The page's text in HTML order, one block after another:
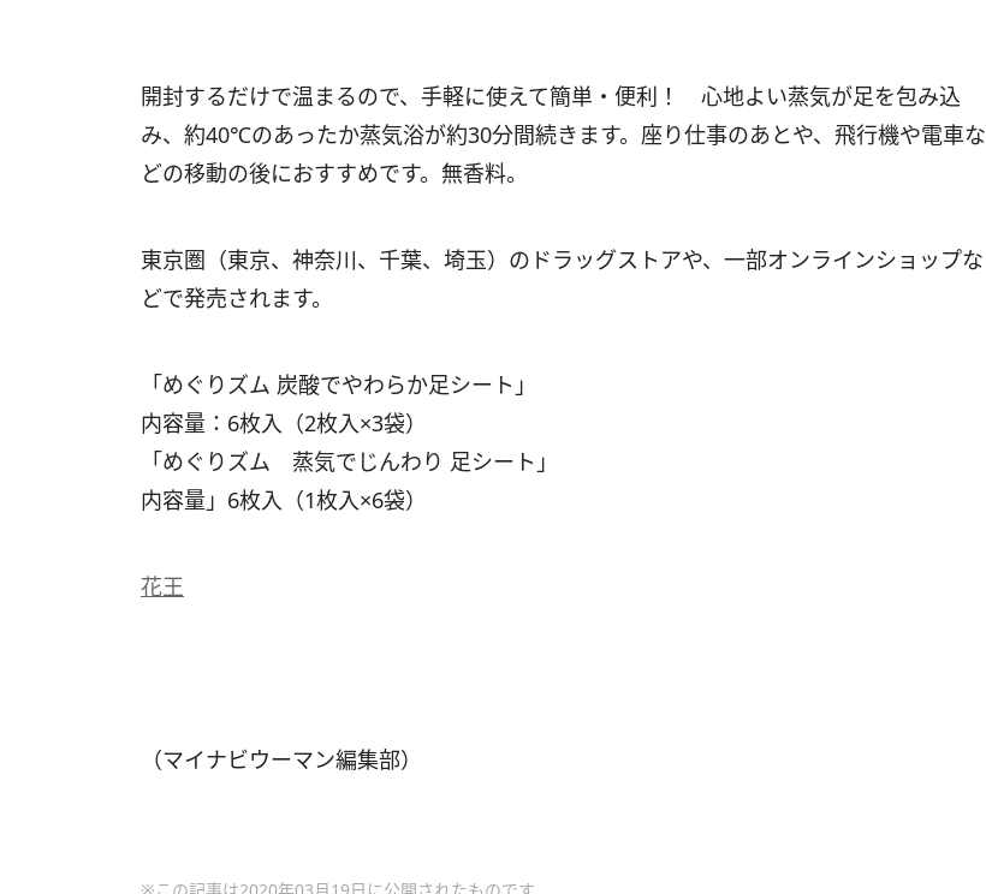
開封するだけで温まるので、手軽に使えて簡単・便利！ 心地よい蒸気が足を包み込
み、約40℃のあったか蒸気浴が約30分間続きます。座り仕事のあとや、飛行機や電車な
どの移動の後におすすめです。無香料。
東京圏（東京、神奈川、千葉、埼玉）のドラッグストアや、一部オンラインショップな
どで発売されます。
「めぐりズム 炭酸でやわらか足シート」
内容量：6枚入（2枚入×3袋）
「めぐりズム 蒸気でじんわり 足シート」
内容量」6枚入（1枚入×6袋）
花王
（マイナビウーマン編集部）